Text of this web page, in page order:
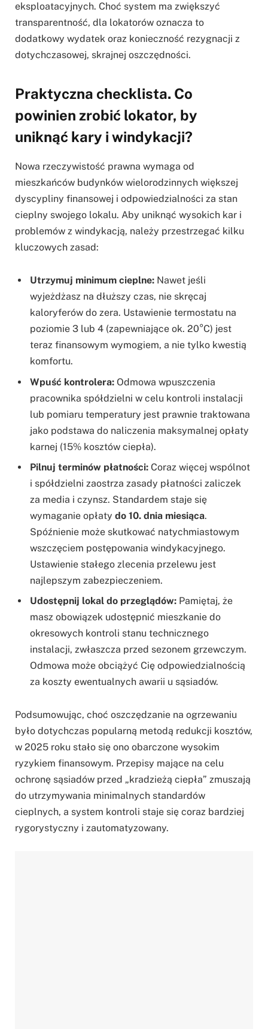
eksploatacyjnych. Choć system ma zwiększyć
transparentność, dla lokatorów oznacza to
dodatkowy wydatek oraz konieczność rezygnacji z
dotychczasowej, skrajnej oszczędności.
Praktyczna checklista. Co
powinien zrobić lokator, by
uniknąć kary i windykacji?
Nowa rzeczywistość prawna wymaga od
mieszkańców budynków wielorodzinnych większej
dyscypliny finansowej i odpowiedzialności za stan
cieplny swojego lokalu. Aby uniknąć wysokich kar i
problemów z windykacją, należy przestrzegać kilku
kluczowych zasad:
Utrzymuj minimum cieplne: Nawet jeśli
wyjeżdżasz na dłuższy czas, nie skręcaj
kaloryferów do zera. Ustawienie termostatu na
poziomie 3 lub 4 (zapewniające ok. 20°C) jest
teraz finansowym wymogiem, a nie tylko kwestią
komfortu.
Wpuść kontrolera: Odmowa wpuszczenia
pracownika spółdzielni w celu kontroli instalacji
lub pomiaru temperatury jest prawnie traktowana
jako podstawa do naliczenia maksymalnej opłaty
karnej (15% kosztów ciepła).
Pilnuj terminów płatności: Coraz więcej wspólnot
i spółdzielni zaostrza zasady płatności zaliczek
za media i czynsz. Standardem staje się
wymaganie opłaty do 10. dnia miesiąca.
Spóźnienie może skutkować natychmiastowym
wszczęciem postępowania windykacyjnego.
Ustawienie stałego zlecenia przelewu jest
najlepszym zabezpieczeniem.
Udostępnij lokal do przeglądów: Pamiętaj, że
masz obowiązek udostępnić mieszkanie do
okresowych kontroli stanu technicznego
instalacji, zwłaszcza przed sezonem grzewczym.
Odmowa może obciążyć Cię odpowiedzialnością
za koszty ewentualnych awarii u sąsiadów.
Podsumowując, choć oszczędzanie na ogrzewaniu
było dotychczas popularną metodą redukcji kosztów,
w 2025 roku stało się ono obarczone wysokim
ryzykiem finansowym. Przepisy mające na celu
ochronę sąsiadów przed „kradzieżą ciepła” zmuszają
do utrzymywania minimalnych standardów
cieplnych, a system kontroli staje się coraz bardziej
rygorystyczny i zautomatyzowany.